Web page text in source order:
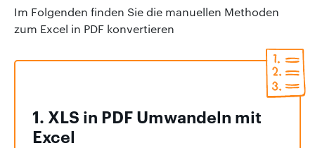
Im Folgenden finden Sie die manuellen Methoden
zum Excel in PDF konvertieren
1. XLS in PDF Umwandeln mit
Excel